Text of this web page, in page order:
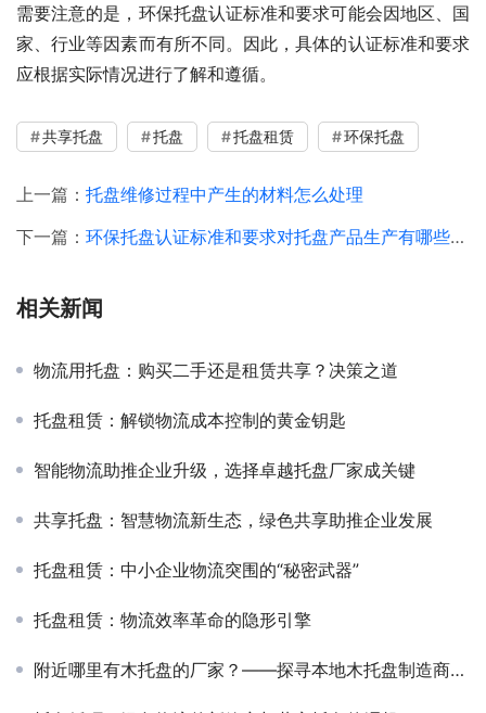
需要注意的是，环保托盘认证标准和要求可能会因地区、国
家、行业等因素而有所不同。因此，具体的认证标准和要求
应根据实际情况进行了解和遵循。
共享托盘 托盘 托盘租赁 环保托盘
上一篇： 托盘维修过程中产生的材料怎么处理
下一篇： 环保托盘认证标准和要求对托盘产品生产有哪些影响
相关新闻
物流用托盘：购买二手还是租赁共享？决策之道
托盘租赁：解锁物流成本控制的黄金钥匙
智能物流助推企业升级，选择卓越托盘厂家成关键
共享托盘：智慧物流新生态，绿色共享助推企业发展
托盘租赁：中小企业物流突围的“秘密武器”
托盘租赁：物流效率革命的隐形引擎
附近哪里有木托盘的厂家？——探寻本地木托盘制造商的指南